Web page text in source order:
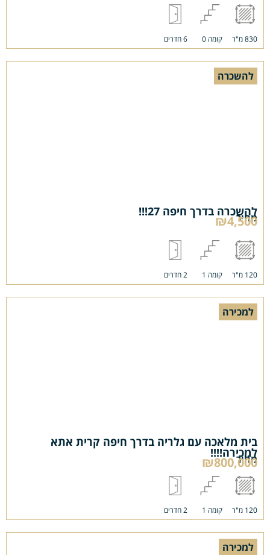
830 מ"ר קומה 0 6 חדרים
להשכרה
להשכרה בדרך חיפה 27!!!
מחיר
₪4,500
120 מ"ר קומה 1 2 חדרים
למכירה
בית מלאכה עם גלריה בדרך חיפה קרית אתא
למכירה!!!!
מחיר
₪800,000
120 מ"ר קומה 1 2 חדרים
למכירה